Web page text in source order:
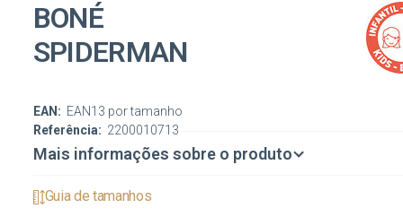
BONÉ
SPIDERMAN
Referência: 2200010713
EAN: EAN13 por tamanho
Mais informações sobre o produto
Guia de tamanhos